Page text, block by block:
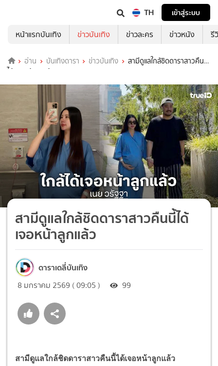
TH
เข้าสู่ระบบ
หน้าแรกบันเทิง
ข่าวบันเทิง ข่าวละคร ข่าวหนัง รี
อ่าน บันเทิงดารา ข่าวบันเทิง
สามีดูแลใกล้ชิดดาราสาวคืนนี้
ได้เจอหน้าลูกแล้ว
สามีดูแลใกล้ชิดดาราสาวคืนนี้ได้
เจอหน้าลูกแล้ว
ดาราเดลี่บันเทิง
8 มกราคม 2569 ( 09:05 ) 99
สามีดูแลใกล้ชิดดาราสาวคืนนี้ได้เจอหน้าลูกแล้ว